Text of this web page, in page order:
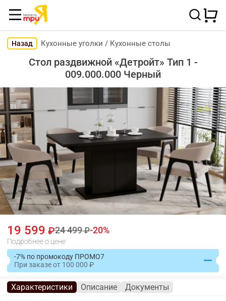
Назад Кухонные уголки / Кухонные столы
Стол раздвижной «Детройт» Тип 1 -
009.000.000 Черный
19 599 24 499 20
Подробнее о цене
-7% по промокоду ПРОМО7
При заказеот 100 000
Характеристики Описание Документы